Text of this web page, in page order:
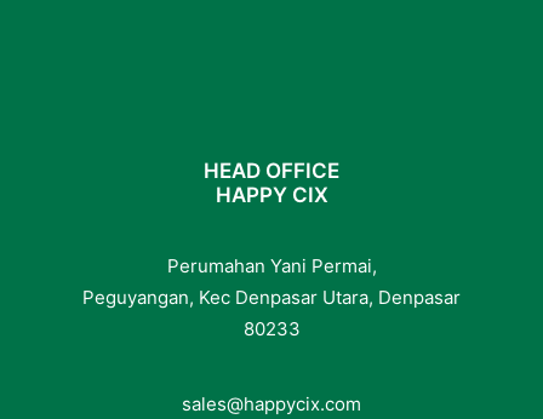
HEAD OFFICE
HAPPY CIX
Perumahan Yani Permai,
Peguyangan, Kec Denpasar Utara, Denpasar
80233
sales@happycix.com